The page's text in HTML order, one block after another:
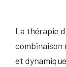
La thérapie
combinaison
et